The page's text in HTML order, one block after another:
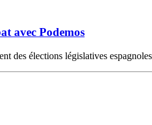
avec Podemos
des élections législatives